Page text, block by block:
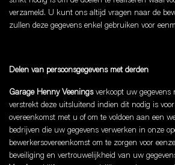
verzameld. U kunt ons altijd vragen naar de
zullen deze gegevens enkel gebruiken voor
Delen van persoonsgegevens met derden
Garage Henny Veeningsverkoopt uw gegevens
verstrekt deze uitsluitend indien dit nodig is
overeenkomst met u of om te voldoen aan een
bedrijven die uw gegevens verwerken in onze
bewerkersovereenkomst om te zorgen voor
beveiliging en vertrouwelijkheid van uw